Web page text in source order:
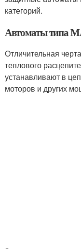
категорий.
Автоматы типа
Отличительная
теплового
устанавливают в
моторов и других